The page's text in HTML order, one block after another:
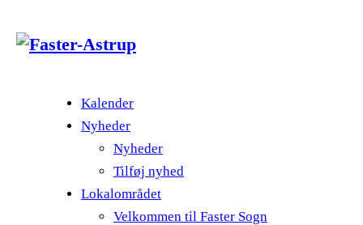
Kalender
Nyheder
Nyheder
Tilføj nyhed
Lokalområdet
Velkommen til Faster Sogn